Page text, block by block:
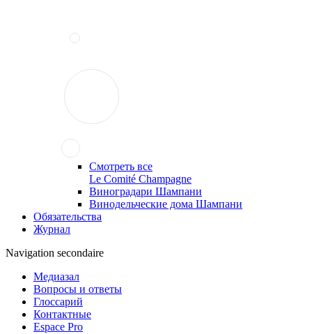
Смотреть все
Le Comité Champagne
Виноградари Шампани
Винодельческие дома Шампани
Обязательства
Журнал
Navigation secondaire
Медиазал
Вопросы и ответы
Глоссарий
Контактные
Espace Pro